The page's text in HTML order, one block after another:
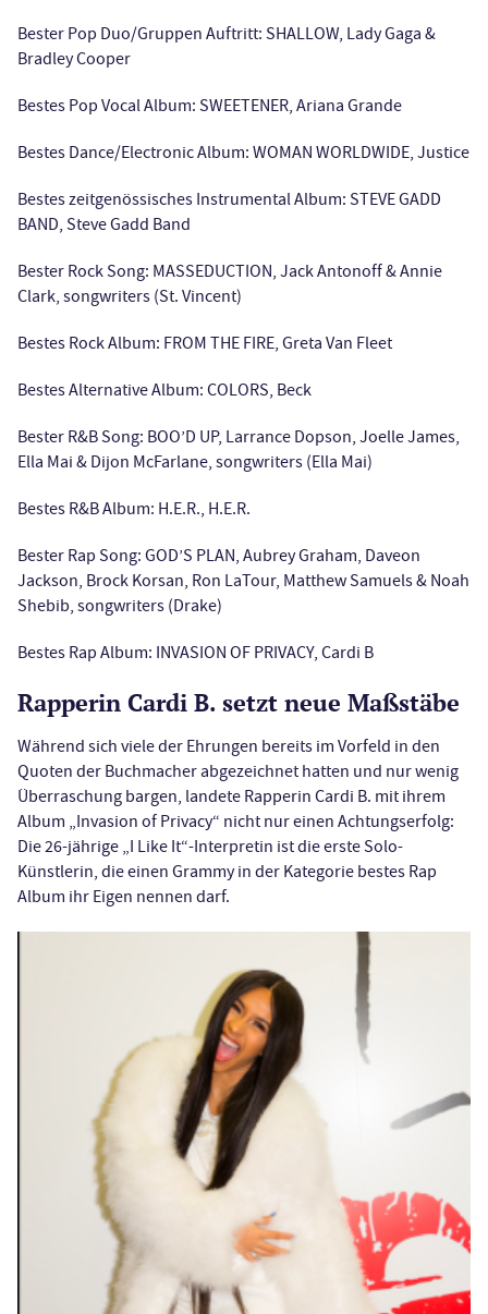
Bester Pop Duo/Gruppen Auftritt: SHALLOW, Lady Gaga &
Bradley Cooper
Bestes Pop Vocal Album: SWEETENER, Ariana Grande
Bestes Dance/Electronic Album: WOMAN WORLDWIDE, Justice
Bestes zeitgenössisches Instrumental Album: STEVE GADD
BAND, Steve Gadd Band
Bester Rock Song: MASSEDUCTION, Jack Antonoff & Annie
Clark, songwriters (St. Vincent)
Bestes Rock Album: FROM THE FIRE, Greta Van Fleet
Bestes Alternative Album: COLORS, Beck
Bester R&B Song: BOO’D UP, Larrance Dopson, Joelle James,
Ella Mai & Dijon McFarlane, songwriters (Ella Mai)
Bestes R&B Album: H.E.R., H.E.R.
Bester Rap Song: GOD’S PLAN, Aubrey Graham, Daveon
Jackson, Brock Korsan, Ron LaTour, Matthew Samuels & Noah
Shebib, songwriters (Drake)
Bestes Rap Album: INVASION OF PRIVACY, Cardi B
Rapperin Cardi B. setzt neue Maßstäbe
Während sich viele der Ehrungen bereits im Vorfeld in den
Quoten der Buchmacher abgezeichnet hatten und nur wenig
Überraschung bargen, landete Rapperin Cardi B. mit ihrem
Album „Invasion of Privacy“ nicht nur einen Achtungserfolg:
Die 26-jährige „I Like It“-Interpretin ist die erste Solo-
Künstlerin, die einen Grammy in der Kategorie bestes Rap
Album ihr Eigen nennen darf.